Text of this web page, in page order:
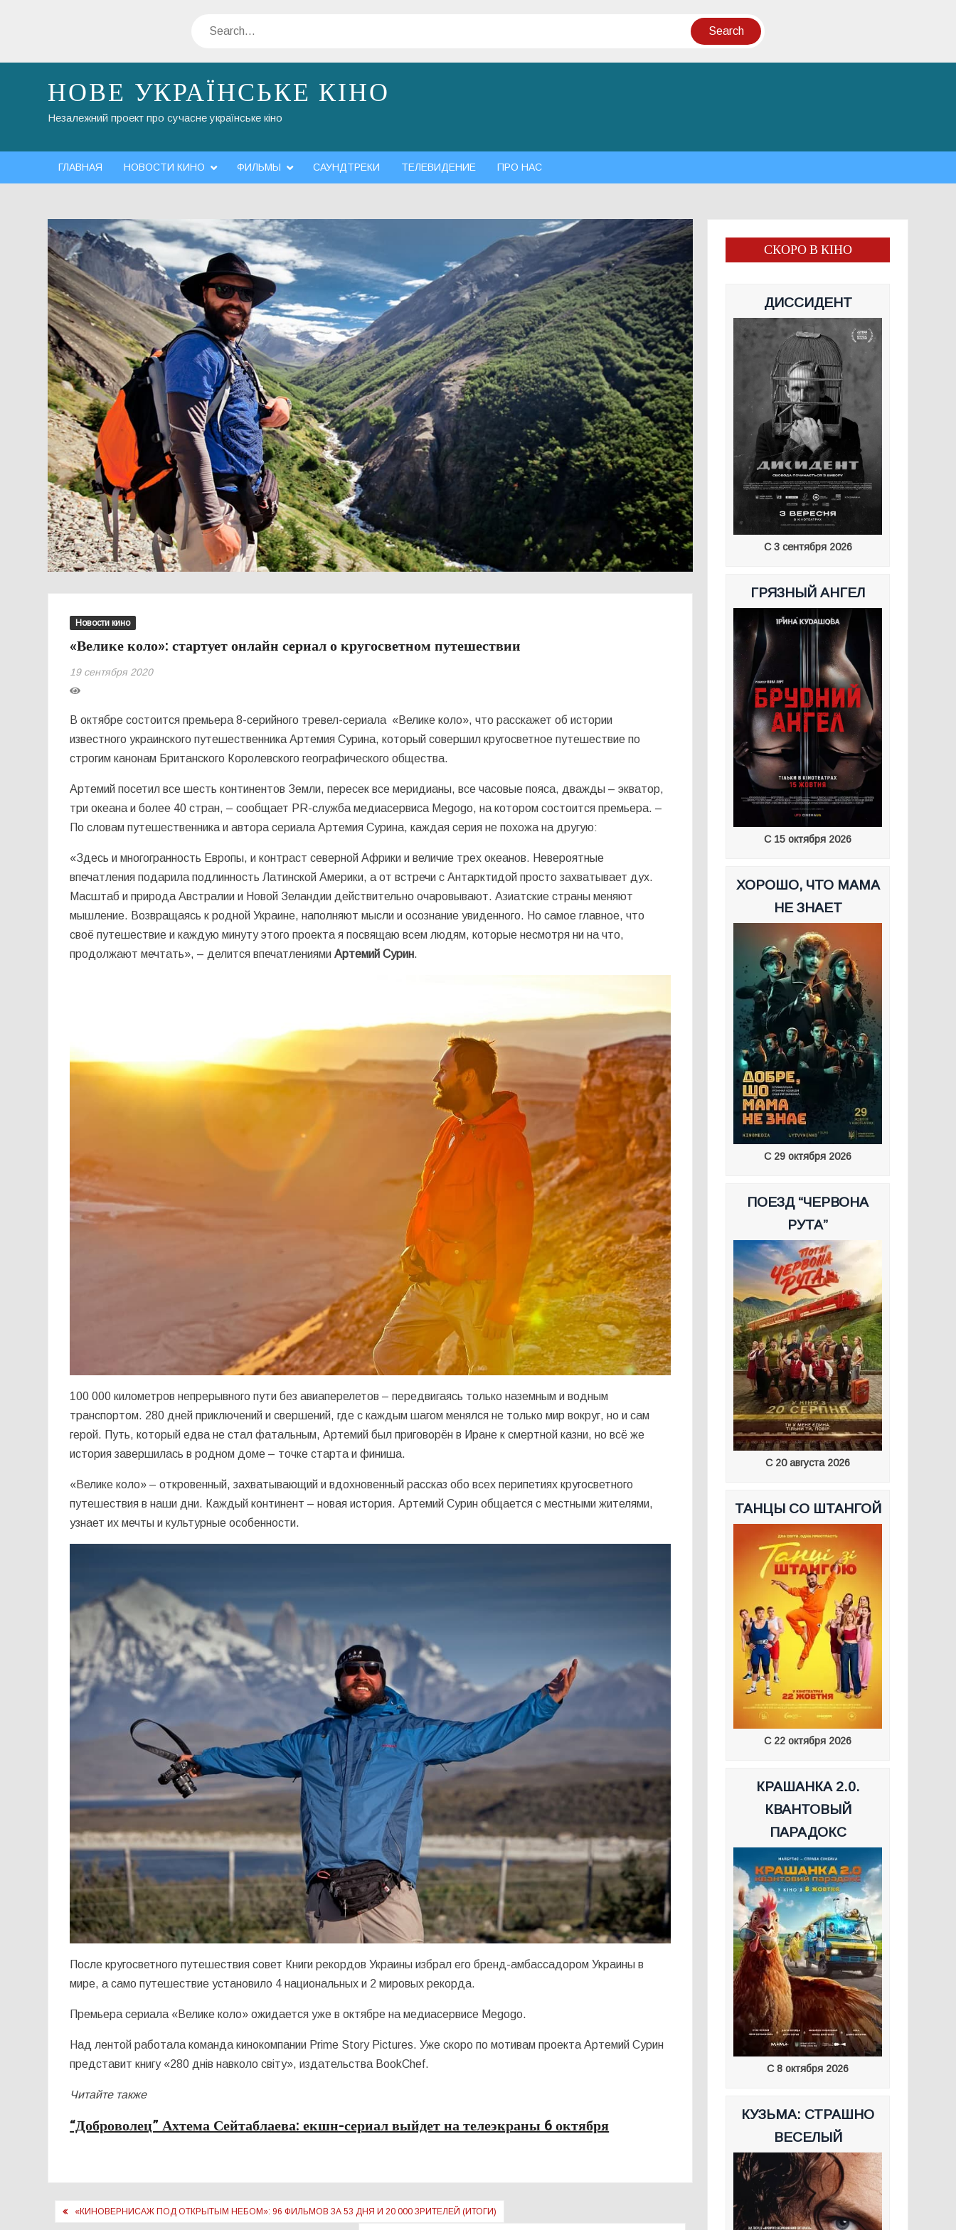
Search
НОВЕ УКРАЇНСЬКЕ КІНО
Незалежний проект про сучасне українське кіно
ГЛАВНАЯ НОВОСТИ КИНО ФИЛЬМЫ САУНДТРЕКИ ТЕЛЕВИДЕНИЕ ПРО НАС
Новости кино
«Велике коло»: стартует онлайн сериал о кругосветном путешествии
19 сентября 2020
В октябре состоится премьера 8-серийного тревел-сериала «Велике коло», что расскажет об истории
известного украинского путешественника Артемия Сурина, который совершил кругосветное путешествие по
строгим канонам Британского Королевского географического общества.
Артемий посетил все шесть континентов Земли, пересек все меридианы, все часовые пояса, дважды – экватор,
три океана и более 40 стран, – сообщает PR-служба медиасервиса Megogo, на котором состоится премьера. –
По словам путешественника и автора сериала Артемия Сурина, каждая серия не похожа на другую:
«Здесь и многогранность Европы, и контраст северной Африки и величие трех океанов. Невероятные
впечатления подарила подлинность Латинской Америки, а от встречи с Антарктидой просто захватывает дух.
Масштаб и природа Австралии и Новой Зеландии действительно очаровывают. Азиатские страны меняют
мышление. Возвращаясь к родной Украине, наполняют мысли и осознание увиденного. Но самое главное, что
своё путешествие и каждую минуту этого проекта я посвящаю всем людям, которые несмотря ни на что,
продолжают мечтать», – делится впечатлениямиАртемий Сурин.
100 000 километров непрерывного пути без авиаперелетов – передвигаясь только наземным и водным
транспортом. 280 дней приключений и свершений, где с каждым шагом менялся не только мир вокруг, но и сам
герой. Путь, который едва не стал фатальным, Артемий был приговорён в Иране к смертной казни, но всё же
история завершилась в родном доме – точке старта и финиша.
«Велике коло» – откровенный, захватывающий и вдохновенный рассказ обо всех перипетиях кругосветного
путешествия в наши дни. Каждый континент – новая история. Артемий Сурин общается с местными жителями,
узнает их мечты и культурные особенности.
После кругосветного путешествия совет Книги рекордов Украины избрал его бренд-амбассадором Украины в
мире, а само путешествие установило 4 национальных и 2 мировых рекорда.
Премьера сериала «Велике коло» ожидается уже в октябре на медиасервисе Megogo.
Над лентой работала команда кинокомпании Prime Story Pictures. Уже скоро по мотивам проекта Артемий Сурин
представит книгу «280 днів навколо світу», издательства BookChef.
Читайте также
“Доброволец” Ахтема Сейтаблаева: екшн-сериал выйдет на телеэкраны 6 октября
Навигация
«КИНОВЕРНИСАЖ ПОД ОТКРЫТЫМ НЕБОМ»: 96 ФИЛЬМОВ ЗА 53 ДНЯ И 20 000 ЗРИТЕЛЕЙ (ИТОГИ)
СКОРО В КІНО
ДИССИДЕНТ
С 3 сентября 2026
ГРЯЗНЫЙ АНГЕЛ
С 15 октября 2026
ХОРОШО, ЧТО МАМА
НЕ ЗНАЕТ
С 29 октября 2026
ПОЕЗД “ЧЕРВОНА
РУТА”
С 20 августа 2026
ТАНЦЫ СО ШТАНГОЙ
С 22 октября 2026
КРАШАНКА 2.0.
КВАНТОВЫЙ
ПАРАДОКС
С 8 октября 2026
КУЗЬМА: СТРАШНО
ВЕСЕЛЫЙ